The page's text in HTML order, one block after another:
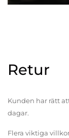
Retur
Kunden har rätt
dagar.
Flera viktiga